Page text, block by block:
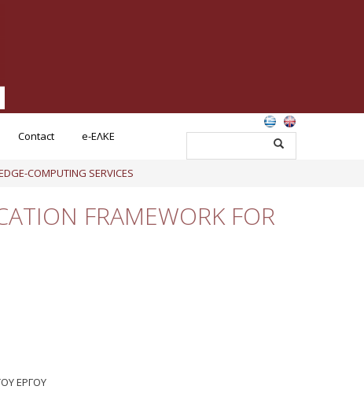
Contact e-ΕΛΚΕ
COMPUTING SERVICES
FRAMEWORK FOR
ΕΡΓΟΥ